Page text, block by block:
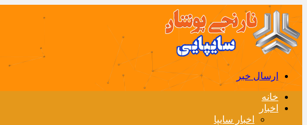
ارسال خبر
خانه
اخبار
اخبار سایپا